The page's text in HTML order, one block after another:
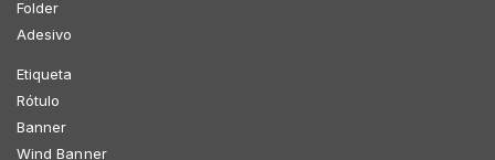
Folder
Adesivo
Etiqueta
Rótulo
Banner
Wind Banner